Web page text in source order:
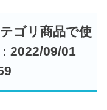
ゴリ商品で使
2022/09/01